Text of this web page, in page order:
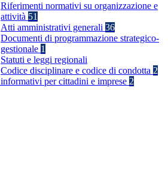
Riferimenti normativi su organizzazione e
attività 51
Atti amministrativi generali 36
Documenti di programmazione strategico-
gestionale 1
Statuti e leggi regionali
Codice disciplinare e codice di condotta 2
per cittadini e imprese 2